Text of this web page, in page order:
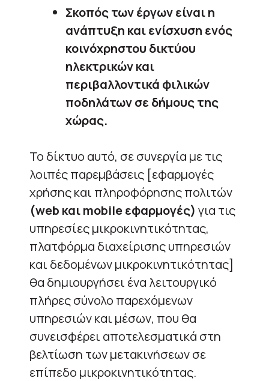
Σκοπός των έργων είναι η
ανάπτυξη και ενίσχυση ενός
κοινόχρηστου δικτύου
ηλεκτρικών και
περιβαλλοντικά φιλικών
ποδηλάτων σε δήμους της
χώρας.
Το δίκτυο αυτό, σε συνεργία με τις
λοιπές παρεμβάσεις [εφαρμογές
χρήσης και πληροφόρησης πολιτών
(web και mobile εφαρμογές) για τις
υπηρεσίες μικροκινητικότητας,
πλατφόρμα διαχείρισης υπηρεσιών
και δεδομένων μικροκινητικότητας]
θα δημιουργήσει ένα λειτουργικό
πλήρες σύνολο παρεχόμενων
υπηρεσιών και μέσων, που θα
συνεισφέρει αποτελεσματικά στη
βελτίωση των μετακινήσεων σε
επίπεδο μικροκινητικότητας.